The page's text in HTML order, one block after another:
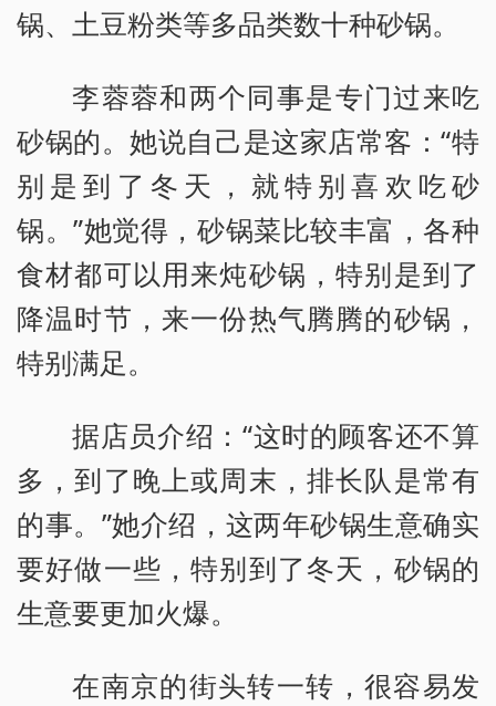
锅、土豆粉类等多品类数十种砂锅。
李蓉蓉和两个同事是专门过来吃
砂锅的。她说自己是这家店常客：“特
别是到了冬天，就特别喜欢吃砂
锅。”她觉得，砂锅菜比较丰富，各种
食材都可以用来炖砂锅，特别是到了
降温时节，来一份热气腾腾的砂锅，
特别满足。
据店员介绍：“这时的顾客还不算
多，到了晚上或周末，排长队是常有
的事。”她介绍，这两年砂锅生意确实
要好做一些，特别到了冬天，砂锅的
生意要更加火爆。
在南京的街头转一转，很容易发